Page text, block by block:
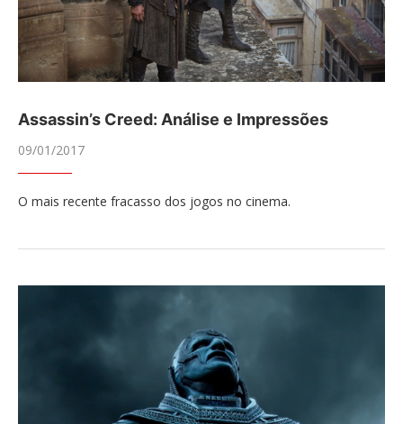
Assassin’s Creed: Análise e Impressões
09/01/2017
O mais recente fracasso dos jogos no cinema.